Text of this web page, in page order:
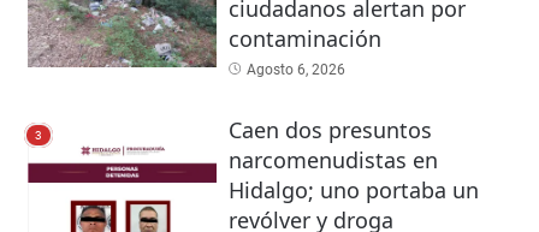
ciudadanos alertan por
contaminación
Agosto 6, 2026
3
Caen dos presuntos
narcomenudistas en
Hidalgo; uno portaba un
revólver y droga